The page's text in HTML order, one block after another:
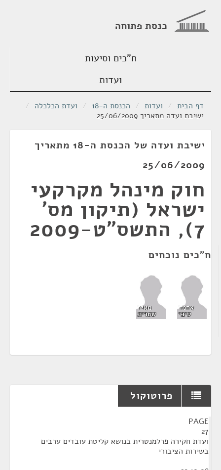
כנסת פתוחה
ח"כים וסיעות
ועדות
דף הבית / ועדות / הכנסת ה-18 / ועדת הכלכלה /
ישיבת ועדה מתאריך 25/06/2009
ישיבת ועדה של הכנסת ה-18 מתאריך
25/06/2009
חוק מינהל מקרקעי
ישראל (תיקון מס'
7), התשס"ט-2009
ח"כים נוכחים
אחמד
טיבי
מאיר
שטרית
פרוטוקול
PAGE
27
ועדת חקירה פרלמנטרית בנושא קליטת עובדים ערבים
בשירות הציבורי